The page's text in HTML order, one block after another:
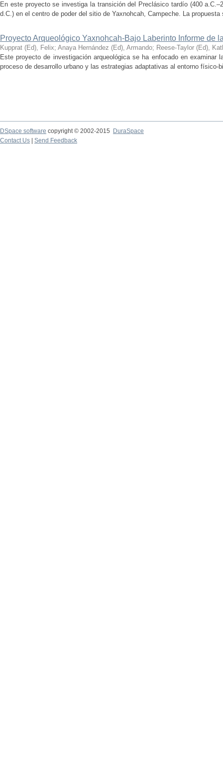
En este proyecto se investiga la transición del Preclásico tardío (400
d.C.) en el centro de poder del sitio de Yaxnohcah, Campeche. La
Proyecto Arqueológico Yaxnohcah-Bajo Laberinto Informe de
Kupprat (Ed), Felix; Anaya Hernández (Ed), Armando; Reese-Taylor (Ed),
Este proyecto de investigación arqueológica se ha enfocado en examinar
proceso de desarrollo urbano y las estrategias adaptativas al entorno físico-
DSpace software copyright © 2002-2015
DuraSpace
Contact Us
Send Feedback